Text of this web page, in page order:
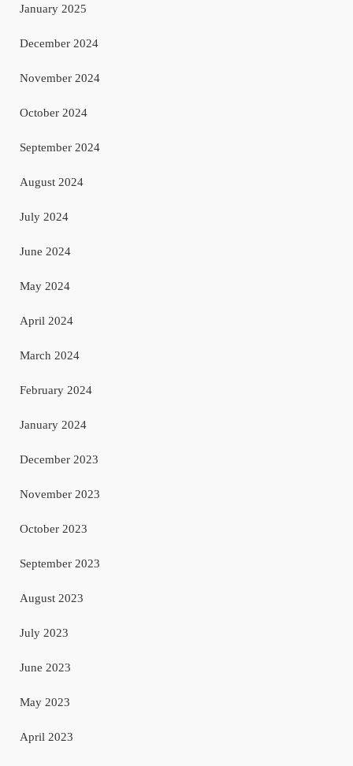
January 2025
December 2024
November 2024
October 2024
September 2024
August 2024
July 2024
June 2024
May 2024
April 2024
March 2024
February 2024
January 2024
December 2023
November 2023
October 2023
September 2023
August 2023
July 2023
June 2023
May 2023
April 2023